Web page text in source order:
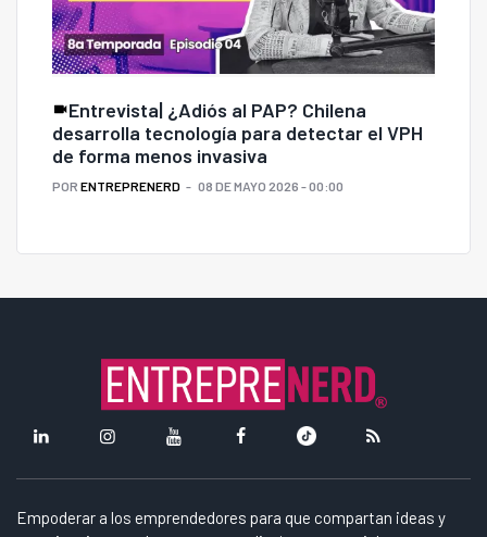
Entrevista| ¿Adiós al PAP? Chilena
desarrolla tecnología para detectar el VPH
de forma menos invasiva
POR ENTREPRENERD 08 DE MAYO 2026 - 00:00
Empoderar a los emprendedores para que compartan ideas y